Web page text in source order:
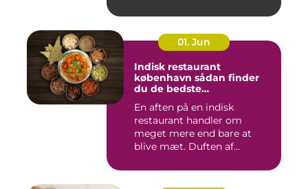
01. Jun
Indisk restaurant
københavn sådan finder
du de bedste
En aften på en indisk
restaurant handler om
meget mere end bare at
blive mæt. Duften af